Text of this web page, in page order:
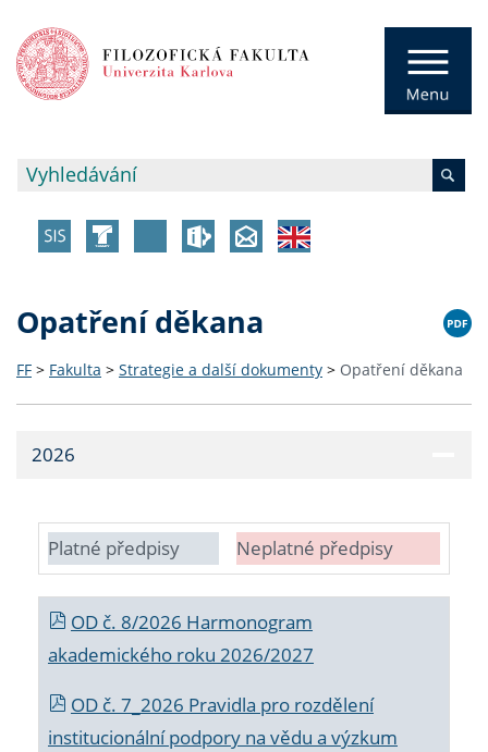
Opatření děkana
FF > Fakulta > Strategie a další dokumenty > Opatření děkana
2026
Platné předpisy Neplatné předpisy
OD č. 8/2026 Harmonogram
akademického roku 2026/2027
OD č. 7_2026 Pravidla pro rozdělení
institucionální podpory na vědu a výzkum